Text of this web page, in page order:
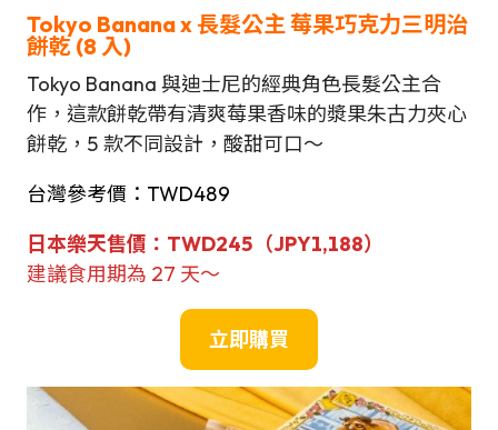
Tokyo Banana x 長髮公主 莓果巧克力三明治
餅乾 (8 入)
Tokyo Banana 與迪士尼的經典角色長髮公主合
作，這款餅乾帶有清爽莓果香味的漿果朱古力夾心
餅乾，5 款不同設計，酸甜可口～
台灣參考價：TWD489
日本樂天售價 ： TWD245（JPY1,188）
建議食用期為 27 天～
立即購買